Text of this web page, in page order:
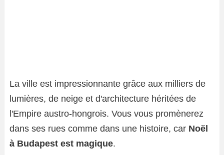
La ville est impressionnante grâce aux milliers de
lumières, de neige et d'architecture héritées de
l'Empire austro-hongrois. Vous vous promènerez
dans ses rues comme dans une histoire, car Noël
à Budapest est magique.